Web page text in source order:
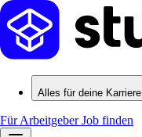
Alles für deine Karriere
Für ArbeitgeberJob finden